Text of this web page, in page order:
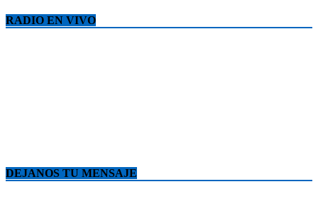
RADIO EN VIVO
DEJANOS TU MENSAJE